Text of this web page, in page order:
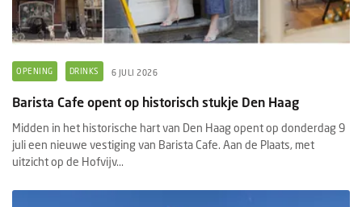
OPENING DRINKS 6 JULI 2026
Barista Cafe opent op historisch stukje Den Haag
Midden in het historische hart van Den Haag opent op donderdag 9
juli een nieuwe vestiging van Barista Cafe. Aan de Plaats, met
uitzicht op de Hofvijv...